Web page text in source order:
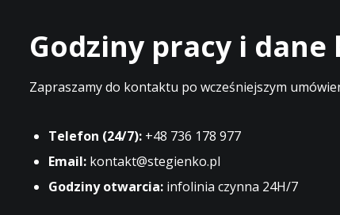
Godziny pracy i
Zapraszamy do kontaktu po wcześniejszym
Telefon (24/7): +48 736 178 977
Email: kontakt@stegienko.pl
Godziny otwarcia: infolinia czynna 24H/7